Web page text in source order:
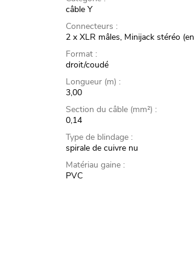
câble Y
Connecteurs :
2 x XLR mâles, Minijack stéréo
Format :
droit/coudé
Longueur (m) :
3,00
Section du câble (mm²) :
0,14
Type de blindage :
spirale de cuivre nu
Matériau gaine :
PVC